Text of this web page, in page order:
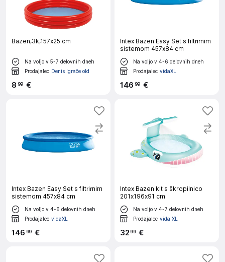
Bazen,3k,157x25 cm
Na voljo v 5-7 delovnih dneh
Prodajalec Denis Igrače old
8 99 €
Intex Bazen Easy Set s filtrirnim
sistemom 457x84 cm
Na voljo v 4-6 delovnih dneh
Prodajalec vidaXL
146 99 €
Intex Bazen Easy Set s filtrirnim
sistemom 457x84 cm
Na voljo v 4-6 delovnih dneh
Prodajalec vidaXL
146 99 €
Intex Bazen kit s škropilnico
201x196x91 cm
Na voljo v 4-7 delovnih dneh
Prodajalec vida XL
3299 €